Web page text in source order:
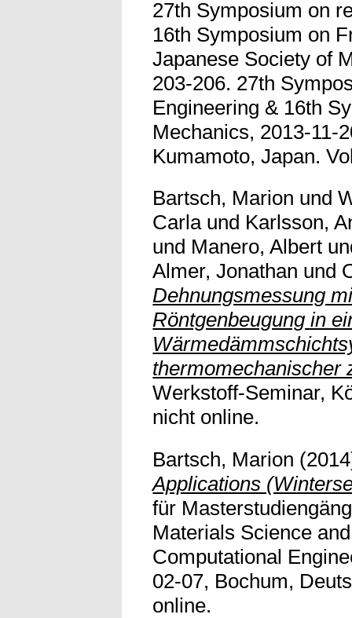
27th Symposium on
16th Symposium on
Japanese Society of
203-206. 27th
Engineering & 16th
Mechanics, 2013-11-
Kumamoto, Japan.
Bartsch, Marion und
Carlaund Karlsson,
und Manero, Albert
Almer, Jonathan und
Dehnungsmessung
Röntgenbeugung in
thermomechanischer
Werkstoff-Seminar,
nicht online.
Bartsch, Marion
Applications
für
Materials Science
Computational
02-07, Bochum,
online.